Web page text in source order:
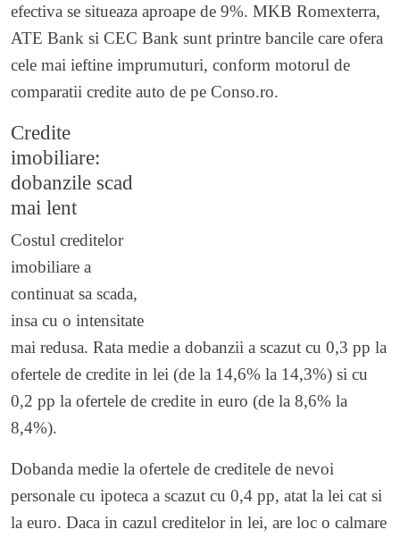
efectiva se situeaza aproape de 9%. MKB Romexterra,
ATE Bank si CEC Bank sunt printre bancile care ofera
cele mai ieftine imprumuturi, conform motorul de
comparatii credite auto de pe Conso.ro.
Credite
imobiliare:
dobanzile scad
mai lent
Costul creditelor
imobiliare a
continuat sa scada,
insa cu o intensitate
mai redusa. Rata medie a dobanzii a scazut cu 0,3 pp la
ofertele de credite in lei (de la 14,6% la 14,3%) si cu
0,2 pp la ofertele de credite in euro (de la 8,6% la
8,4%).
Dobanda medie la ofertele de creditele de nevoi
personale cu ipoteca a scazut cu 0,4 pp, atat la lei cat si
la euro. Daca in cazul creditelor in lei, are loc o calmare